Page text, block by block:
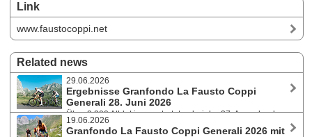
Link
www.faustocoppi.net
Related news
29.06.2026
Ergebnisse Granfondo La Fausto Coppi
Generali 28. Juni 2026
Über 2.200 Athlet:innen starteten bei der 37. Ausgabe des
Granfondoklassikers in Cuneo (Piemont, Italien) auf die drei Strecken.
19.06.2026
Granfondo La Fausto Coppi Generali 2026 mit